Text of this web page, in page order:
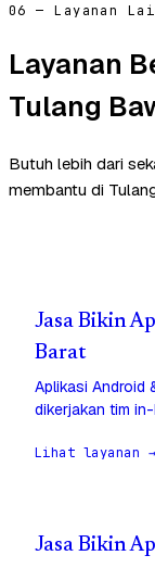
06 — Layanan
Layanan
Tulang
Butuh lebih dari
membantu di
Jasa Bikin
Barat
Aplikasi Android
dikerjakan tim
Lihat layanan →
Jasa Bikin